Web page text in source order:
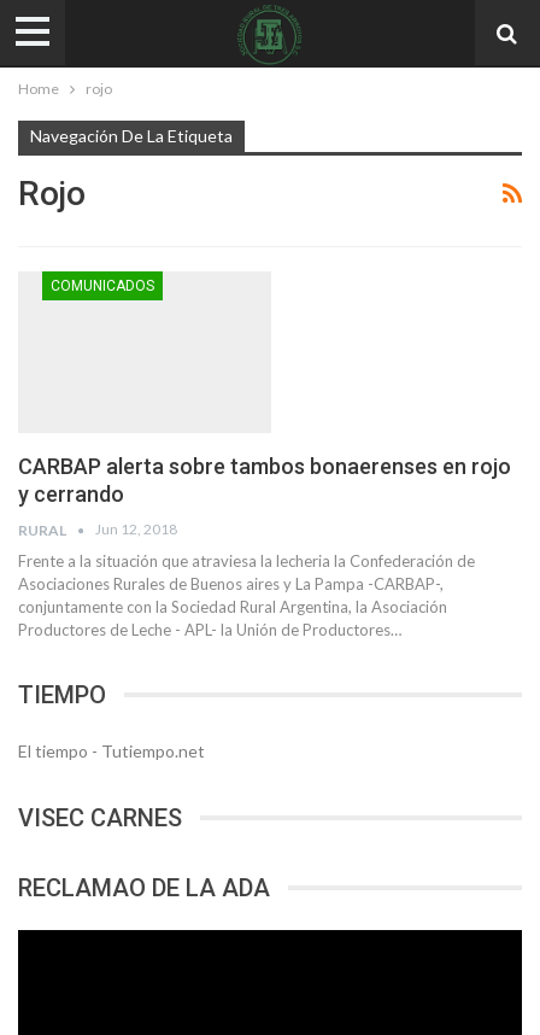
Home rojo
Navegación De La Etiqueta
Rojo
COMUNICADOS
CARBAP alerta sobre tambos bonaerenses en rojo
y cerrando
RURAL Jun 12, 2018
Frente a la situación que atraviesa la lecheria la Confederación de
Asociaciones Rurales de Buenos aires y La Pampa -CARBAP-,
conjuntamente con la Sociedad Rural Argentina, la Asociación
Productores de Leche - APL- la Unión de Productores…
TIEMPO
El tiempo - Tutiempo.net
VISEC CARNES
RECLAMAO DE LA ADA